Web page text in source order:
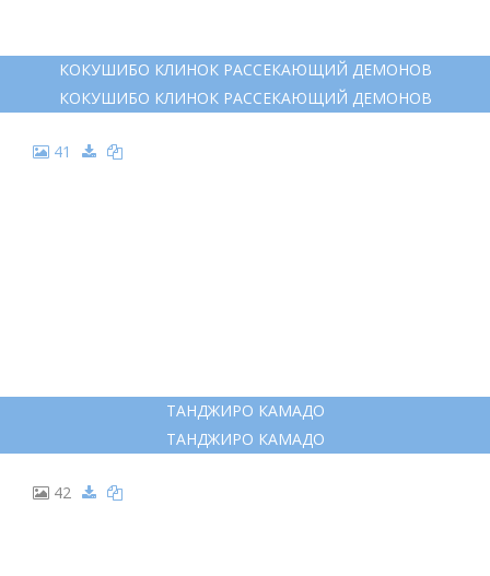
КОКУШИБО КЛИНОК РАССЕКАЮЩИЙ ДЕМОНОВ
КОКУШИБО КЛИНОК РАССЕКАЮЩИЙ ДЕМОНОВ
41
ТАНДЖИРО КАМАДО
ТАНДЖИРО КАМАДО
42